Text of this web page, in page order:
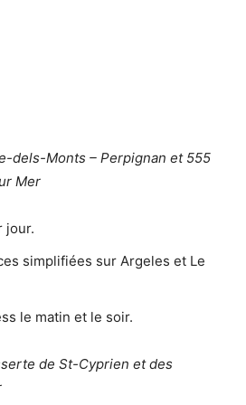
dels-Monts – Perpignan et 555
Mer
jour.
simplifiées sur Argeles et Le
le matin et le soir.
de St-Cyprien et des